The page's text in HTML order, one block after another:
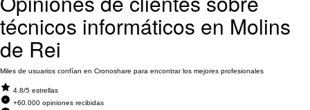
técnicos informáticos en Molins
de Rei
Miles de usuarios confían en Cronoshare para encontrar los mejores profesionales
4.8/5 estrellas
+60.000 opiniones recibidas